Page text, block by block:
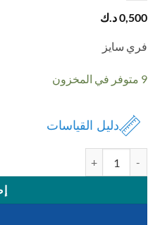
0,500د.ك
فري سايز
9 متوفر في المخزون
دليل القياسات